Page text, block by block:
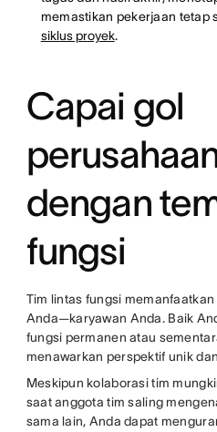
memastikan pekerjaan tetap
siklus proyek.
Capai gol
dengan
fungsi
Tim lintas fungsi
Anda—karyawan Anda. Baik
fungsi permanen atau
menawarkan perspektif unik
Meskipun kolaborasi tim
saat anggota tim saling
sama lain, Anda dapat